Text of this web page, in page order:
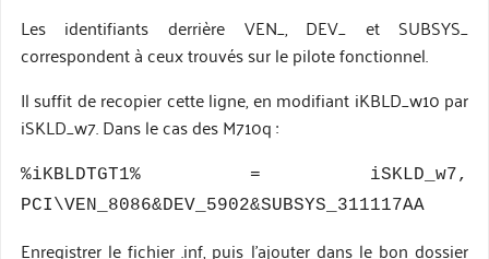
Les identifiants derrière VEN_, DEV_ et SUBSYS_
correspondent à ceux trouvés sur le pilote fonctionnel.
Il suffit de recopier cette ligne, en modifiant iKBLD_w10 par
iSKLD_w7. Dans le cas des M710q :
%iKBLDTGT1% = iSKLD_w7,
PCI\VEN_8086&DEV_5902&SUBSYS_311117AA
Enregistrer le fichier .inf, puis l’ajouter dans le bon dossier